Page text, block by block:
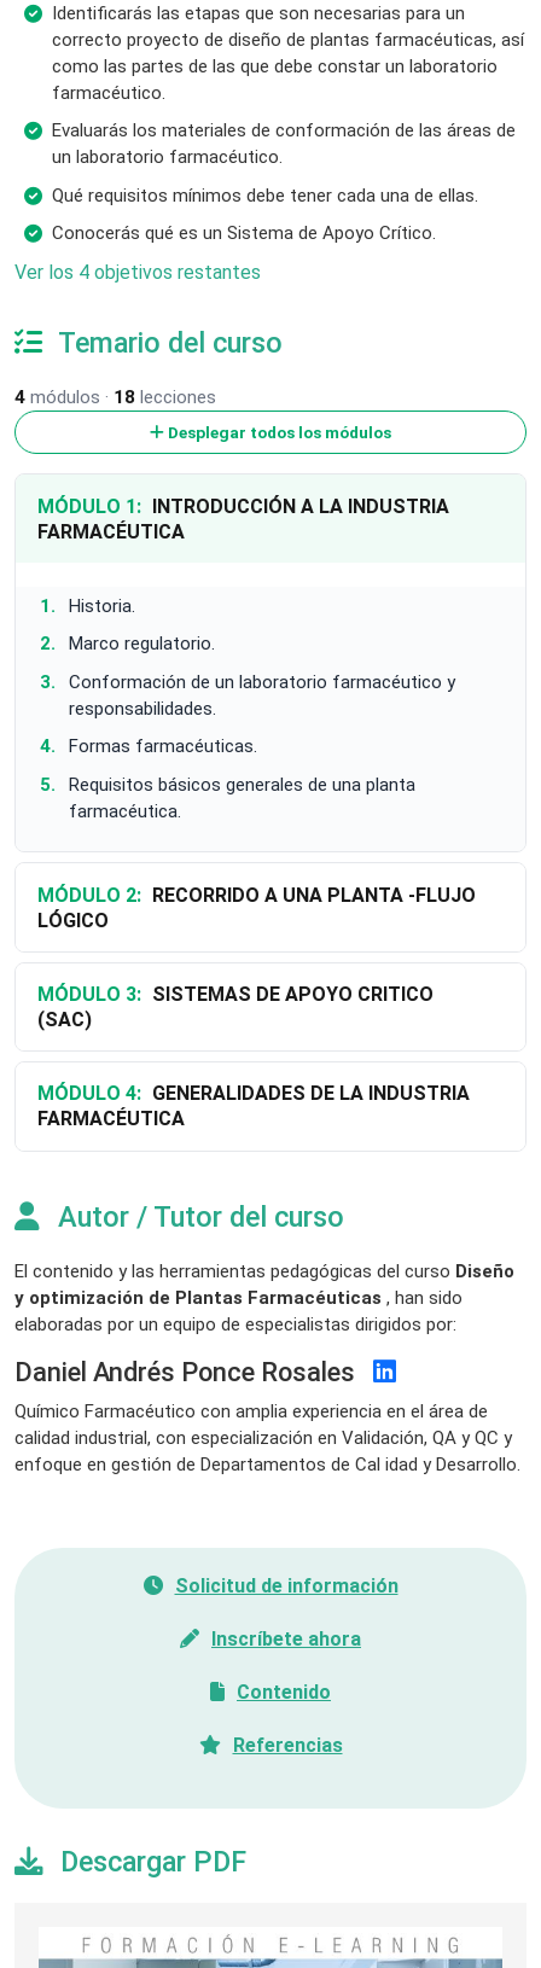
Identificarás las etapas que son necesarias para un
correcto proyecto de diseño de plantas farmacéuticas, así
como las partes de las que debe constar un laboratorio
farmacéutico.
Evaluarás los materiales de conformación de las áreas de
un laboratorio farmacéutico.
Qué requisitos mínimos debe tener cada una de ellas.
Conocerás qué es un Sistema de Apoyo Crítico.
Ver los 4 objetivos restantes
Temario del curso
4 módulos · 18 lecciones
Desplegar todos los módulos
MÓDULO 1:
FARMACÉUTICA
Historia.
Marco regulatorio.
Conformación de un laboratorio farmacéutico y
responsabilidades.
Formas farmacéuticas.
Requisitos básicos generales de una planta
farmacéutica.
MÓDULO 2:
LÓGICO
MÓDULO 3:
(SAC)
MÓDULO 4:
FARMACÉUTICA
Autor / Tutor del curso
El contenido y las herramientas pedagógicas del curso Diseño
y optimización de Plantas Farmacéuticas , han sido
elaboradas por un equipo de especialistas dirigidos por:
Daniel Andrés Ponce Rosales
Químico Farmacéutico con amplia experiencia en el área de
calidad industrial, con especialización en Validación, QA y QC y
enfoque en gestión de Departamentos de Cal idad y Desarrollo.
Solicitud de información
Inscríbete ahora
Contenido
Referencias
Descargar PDF